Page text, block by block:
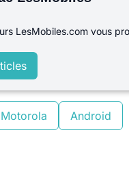
LesMobiles.com vous
Motorola Android